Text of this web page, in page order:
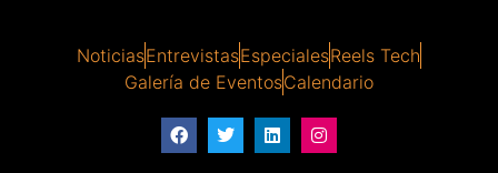
NoticiasEntrevistasEspecialesReels Tech
Galería de EventosCalendario